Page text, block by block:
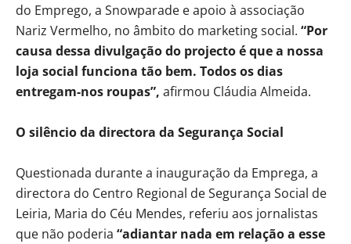
do Emprego, a Snowparade e apoio à associação
Nariz Vermelho, no âmbito do marketing social. “Por
causa dessa divulgação do projecto é que a nossa
loja social funciona tão bem. Todos os dias
entregam-nos roupas”, afirmou Cláudia Almeida.
O silêncio da directora da Segurança Social
Questionada durante a inauguração da Emprega, a
directora do Centro Regional de Segurança Social de
Leiria, Maria do Céu Mendes, referiu aos jornalistas
que não poderia “adiantar nada em relação a esse